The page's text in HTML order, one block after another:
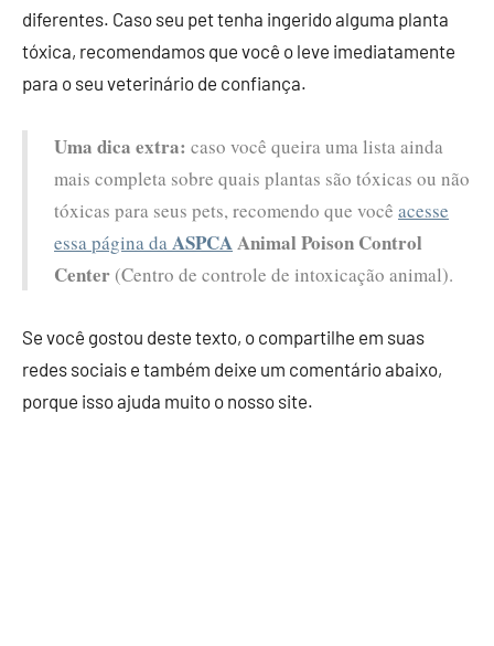
diferentes. Caso seu pet tenha ingerido alguma planta
tóxica, recomendamos que você o leve imediatamente
para o seu veterinário de confiança.
Uma dica extra: caso você queira uma lista ainda
mais completa sobre quais plantas são tóxicas ou não
tóxicas para seus pets, recomendo que você acesse
essa página daASPCAAnimal Poison Control
Center (Centro de controle de intoxicação animal).
Se você gostou deste texto, o compartilhe em suas
redes sociais e também deixe um comentário abaixo,
porque isso ajuda muito o nosso site.